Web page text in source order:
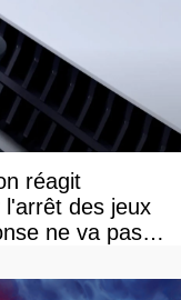
réagit
des jeux
ne va pas